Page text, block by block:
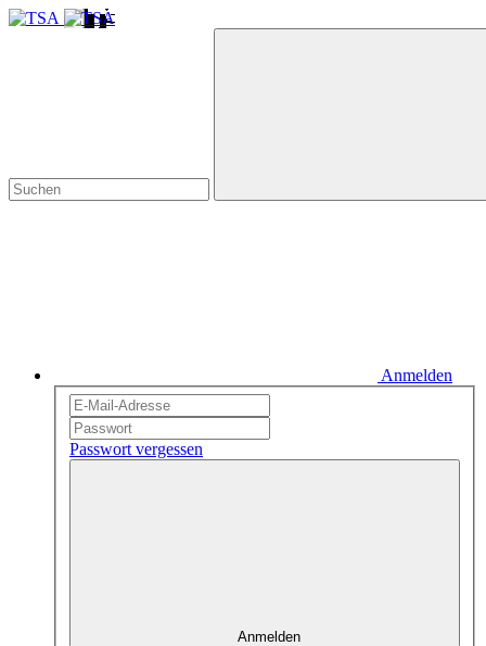
Anmelden
Passwort vergessen
Anmelden